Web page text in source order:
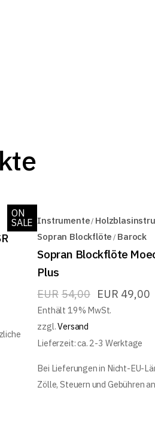
ON
SALE Instrumente
Sopran Blockflöte Barock
Sopran Blockflöte
Plus
EUR 54,00 EUR 49,00
Enthält 19% MwSt.
zzgl.Versand
Lieferzeit: ca. 2-3 Werktage
Bei Lieferungen in Nicht-EU-
Zölle, Steuern und Gebühren